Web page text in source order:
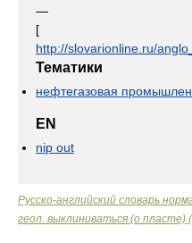
—
[
http://slovarionline.ru/
Тематики
нефтегазовая
EN
nip out
Русско-английский словарь
геол. выклиниваться (о пласте)